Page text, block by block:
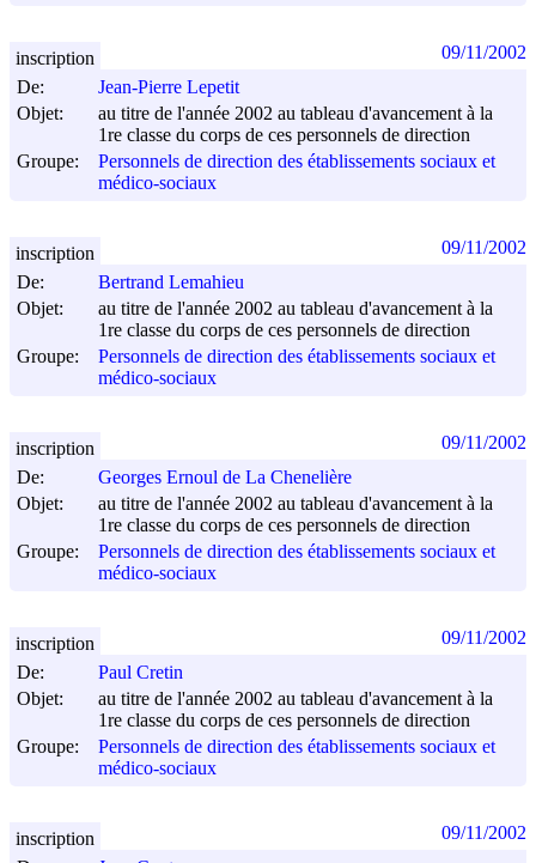
De:
Jean-Pierre Lepetit
Objet:
au titre de l'année 2002 au tableau d'avancement à la
1re classe du corps de ces personnels de direction
Groupe:
Personnels de direction des établissements sociaux et
médico-sociaux
inscription 09/11/2002
De:
Bertrand Lemahieu
Objet:
au titre de l'année 2002 au tableau d'avancement à la
1re classe du corps de ces personnels de direction
Groupe:
Personnels de direction des établissements sociaux et
médico-sociaux
inscription 09/11/2002
De:
Georges Ernoul de La Chenelière
Objet:
au titre de l'année 2002 au tableau d'avancement à la
1re classe du corps de ces personnels de direction
Groupe:
Personnels de direction des établissements sociaux et
médico-sociaux
inscription 09/11/2002
De:
Paul Cretin
Objet:
au titre de l'année 2002 au tableau d'avancement à la
1re classe du corps de ces personnels de direction
Groupe:
Personnels de direction des établissements sociaux et
médico-sociaux
inscription 09/11/2002
inscription 09/11/2002